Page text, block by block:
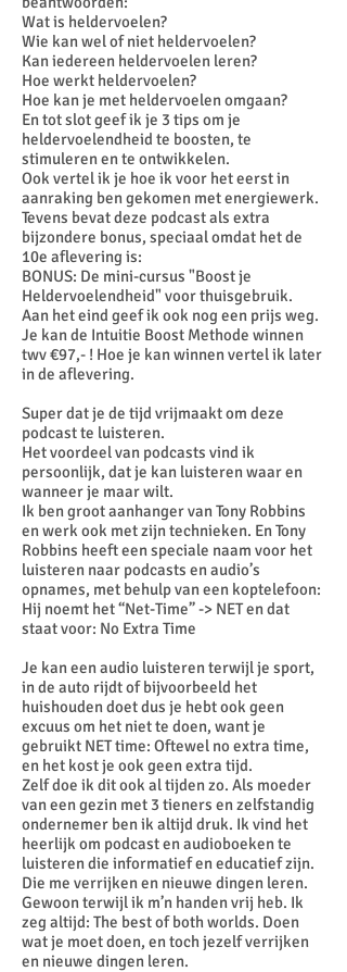
Wat is heldervoelen?
Wie kan wel of niet heldervoelen?
Kan iedereen heldervoelen leren?
Hoe werkt heldervoelen?
Hoe kan je met heldervoelen omgaan?
En tot slot geef ik je 3 tips om je
heldervoelendheid te boosten, te
stimuleren en te ontwikkelen.
Ook vertel ik je hoe ik voor het eerst in
aanraking ben gekomen met energiewerk.
Tevens bevat deze podcast als extra
bijzondere bonus, speciaal omdat het de
10e aflevering is:
BONUS: De mini-cursus "Boost je
Heldervoelendheid" voor thuisgebruik.
Aan het eind geef ik ook nog een prijs weg.
Je kan de Intuitie Boost Methode winnen
twv €97,- ! Hoe je kan winnen vertel ik later
in de aflevering.
Super dat je de tijd vrijmaakt om deze
podcast te luisteren.
Het voordeel van podcasts vind ik
persoonlijk, dat je kan luisteren waar en
wanneer je maar wilt.
Ik ben groot aanhanger van Tony Robbins
en werk ook met zijn technieken. En Tony
Robbins heeft een speciale naam voor het
luisteren naar podcasts en audio’s
opnames, met behulp van een koptelefoon:
Hij noemt het “Net-Time” -> NET en dat
staat voor: No Extra Time
Je kan een audio luisteren terwijl je sport,
in de auto rijdt of bijvoorbeeld het
huishouden doet dus je hebt ook geen
excuus om het niet te doen, want je
gebruikt NET time: Oftewel no extra time,
en het kost je ook geen extra tijd.
Zelf doe ik dit ook al tijden zo. Als moeder
van een gezin met 3 tieners en zelfstandig
ondernemer ben ik altijd druk. Ik vind het
heerlijk om podcast en audioboeken te
luisteren die informatief en educatief zijn.
Die me verrijken en nieuwe dingen leren.
Gewoon terwijl ik m’n handen vrij heb. Ik
zeg altijd: The best of both worlds. Doen
wat je moet doen, en toch jezelf verrijken
en nieuwe dingen leren.